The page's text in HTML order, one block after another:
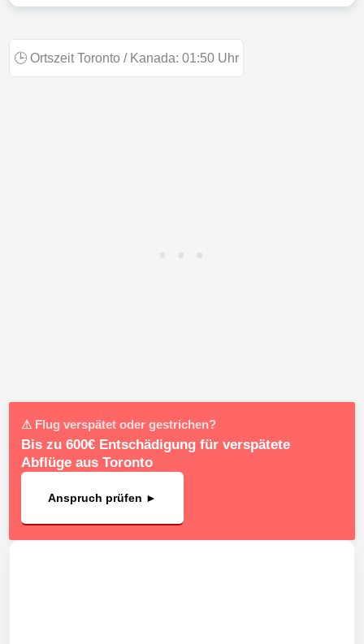
🕒 Ortszeit Toronto / Kanada: 01:50 Uhr
⚠ Flug verspätet oder gestrichen?
Bis zu 600€ Entschädigung für verspätete
Abflüge aus Toronto
Anspruch prüfen ►